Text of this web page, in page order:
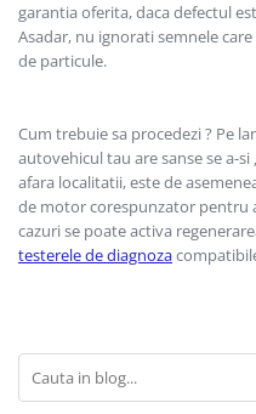
garantia oferita, daca defectul
Asadar, nu ignorati semnele
de particule.
Cum trebuie sa procedezi ? Pe
autovehicul tau are sanse se a-
afara localitatii, este de
de motor corespunzator pentru
cazuri se poate activa
testerele de diagnoza